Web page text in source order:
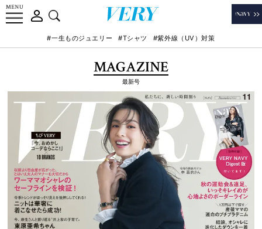
#一生ものジュエリー #Tシャツ #紫外線（UV）対策
MAGAZINE
最新号